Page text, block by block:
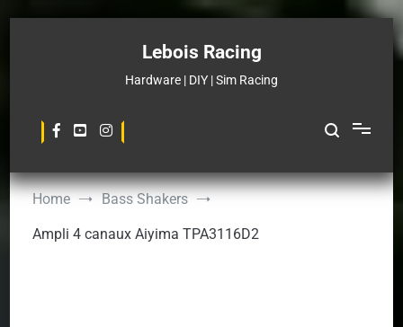
Lebois Racing
Hardware | DIY | Sim Racing
Home Bass Shakers
Ampli 4 canaux Aiyima TPA3116D2